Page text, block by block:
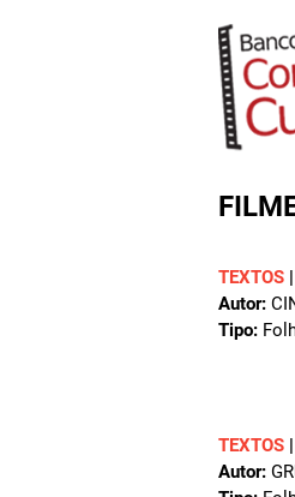
TEXTOS |
Autor:
Tipo:
TEXTOS |
Autor: